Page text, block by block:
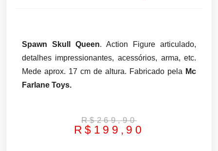
Spawn Skull Queen. Action Figure articulado,
detalhes impressionantes, acessórios, arma, etc.
Mede aprox. 17 cm de altura. Fabricado pela Mc
Farlane Toys.
R$269,90
R$ 199,90